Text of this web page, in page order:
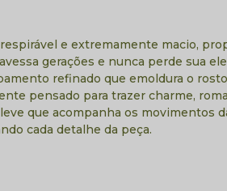
e extremamente macio,
gerações e nunca perde sua
refinado que emoldura o rosto
pensado para trazer charme,
que acompanha os movimentos
cada detalhe da peça.